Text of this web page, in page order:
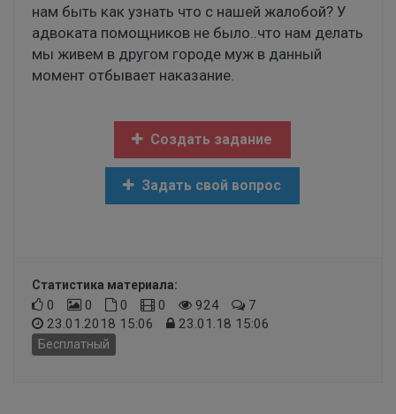
нам быть как узнать что с нашей жалобой? У
адвоката помощников не было..что нам делать
мы живем в другом городе муж в данный
момент отбывает наказание.
Создать задание
Задать свой вопрос
Статистика материала:
0 0 0 0 924
7
23.01.2018 15:06
23.01.18 15:06
Бесплатный